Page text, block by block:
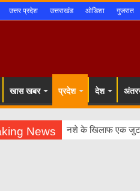
उत्तर प्रदेश उत्तराखंड ओडिशा गुजरात
खास खबर प्रदेश देश
News नशे के खिलाफ एक जुट